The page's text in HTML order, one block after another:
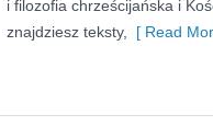
i filozofia chrześcijańska i
znajdziesz teksty,
[ Read